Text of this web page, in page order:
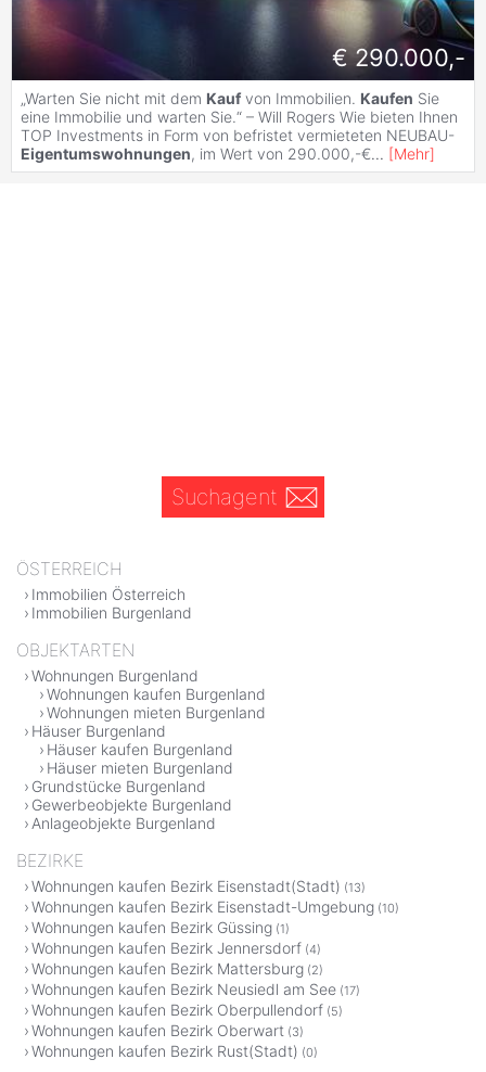
€ 290.000,-
„Warten Sie nicht mit dem Kauf von Immobilien. Kaufen Sie
eine Immobilie und warten Sie.“ – Will Rogers Wie bieten Ihnen
TOP Investments in Form von befristet vermieteten NEUBAU-
Eigentumswohnungen, im Wert von 290.000,-€... [Mehr]
Suchagent
ÖSTERREICH
Immobilien Österreich
Immobilien Burgenland
OBJEKTARTEN
Wohnungen Burgenland
Wohnungen kaufen Burgenland
Wohnungen mieten Burgenland
Häuser Burgenland
Häuser kaufen Burgenland
Häuser mieten Burgenland
Grundstücke Burgenland
Gewerbeobjekte Burgenland
Anlageobjekte Burgenland
BEZIRKE
Wohnungen kaufen Bezirk Eisenstadt(Stadt) (13)
Wohnungen kaufen Bezirk Eisenstadt-Umgebung (10)
Wohnungen kaufen Bezirk Güssing (1)
Wohnungen kaufen Bezirk Jennersdorf (4)
Wohnungen kaufen Bezirk Mattersburg (2)
Wohnungen kaufen Bezirk Neusiedl am See (17)
Wohnungen kaufen Bezirk Oberpullendorf (5)
Wohnungen kaufen Bezirk Oberwart (3)
Wohnungen kaufen Bezirk Rust(Stadt) (0)